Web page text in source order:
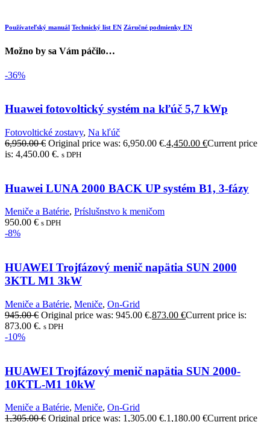
Používateľský manuál Technický list EN Záručné podmienky EN
Možno by sa Vám páčilo…
-36%
Huawei fotovoltický systém na kľúč 5,7 kWp
Fotovoltické zostavy, Na kľúč
6,950.00€ Original price was: 6,950.00 €.4,450.00 €Current price
is: 4,450.00 €. s DPH
Huawei LUNA 2000 BACK UP systém B1, 3-fázy
Meniče a Batérie, Príslušnstvo k meničom
950.00 € s DPH
-8%
HUAWEI Trojfázový menič napätia SUN 2000
3KTL M1 3kW
Meniče a Batérie, Meniče, On-Grid
945.00€ Original price was: 945.00 €.873.00 €Current price is:
873.00 €. s DPH
-10%
HUAWEI Trojfázový menič napätia SUN 2000-
10KTL-M1 10kW
Meniče a Batérie, Meniče, On-Grid
1,305.00€ Original price was: 1,305.00 €.1,180.00 €Current price